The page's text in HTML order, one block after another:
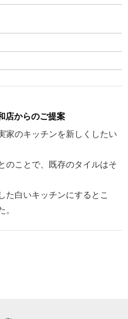
店からのご提案
家のキッチンを新しくしたい
のことで、既存のタイルはそ
た白いキッチンにするとこ